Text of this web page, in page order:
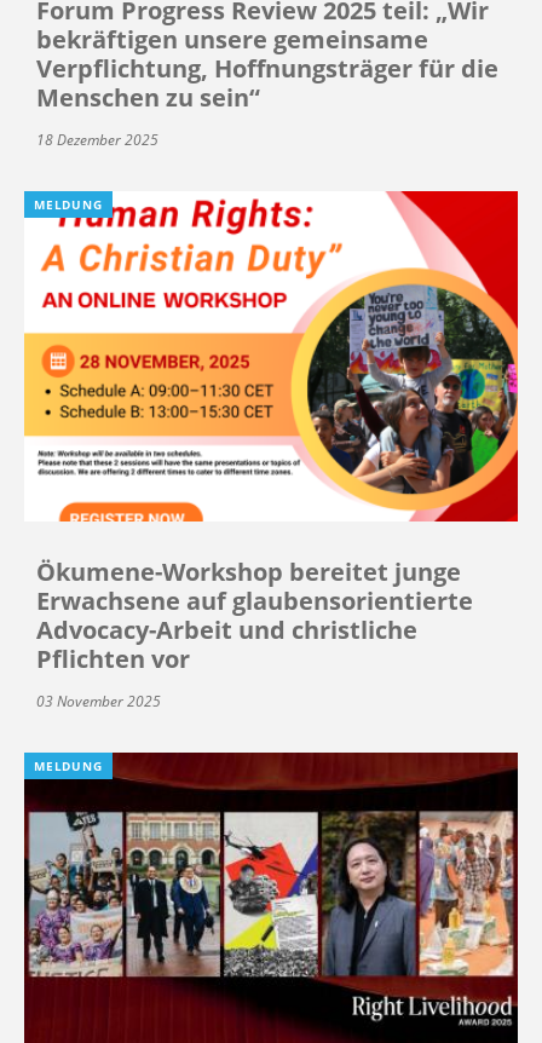
Forum Progress Review 2025 teil: „Wir
bekräftigen unsere gemeinsame
Verpflichtung, Hoffnungsträger für die
Menschen zu sein“
18 Dezember 2025
MELDUNG
Ökumene-Workshop bereitet junge
Erwachsene auf glaubensorientierte
Advocacy-Arbeit und christliche
Pflichten vor
03 November 2025
MELDUNG